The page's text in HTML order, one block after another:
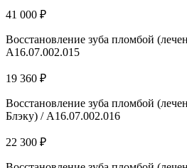
41 000 ₽
Восстановление зуба пломбой
А16.07.002.015
19 360 ₽
Восстановление зуба пломбой
Блэку) / А16.07.002.016
22 300 ₽